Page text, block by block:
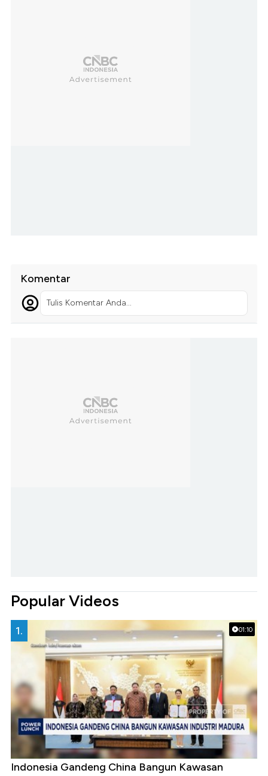
Komentar
Tulis Komentar Anda...
Popular Videos
01:10
1.
Indonesia Gandeng China Bangun Kawasan